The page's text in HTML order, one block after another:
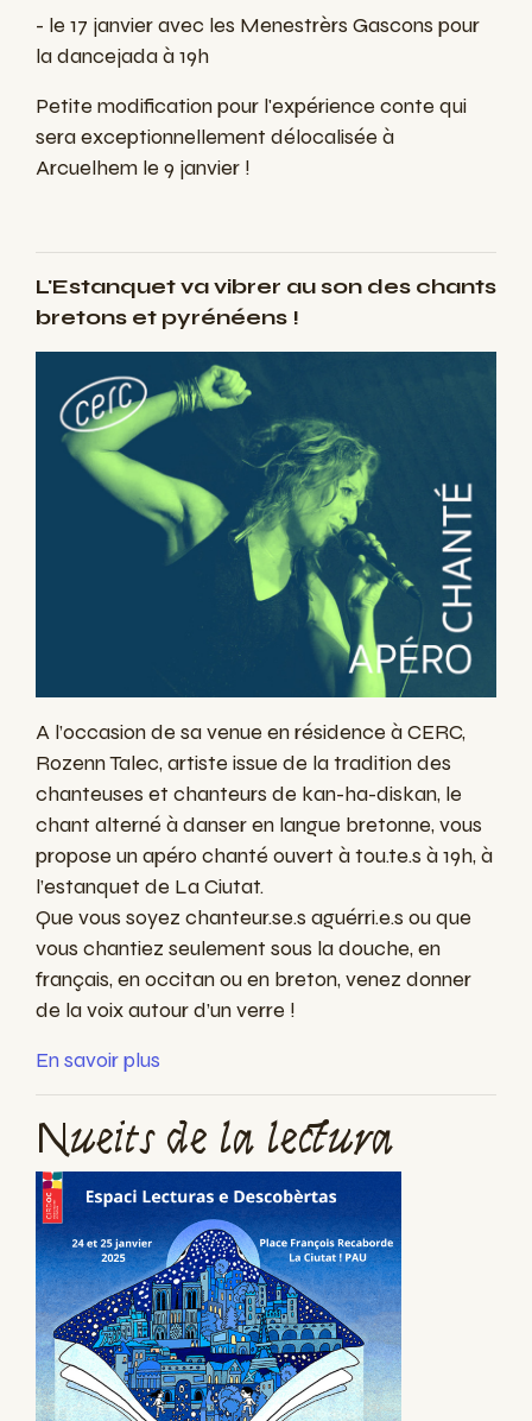
- le 17 janvier avec les Menestrèrs Gascons pour
la dancejada à 19h
Petite modification pour l'expérience conte qui
sera exceptionnellement délocalisée à
Arcuelhem le 9 janvier !
L'Estanquet va vibrer au son des chants
bretons et pyrénéens !
A l’occasion de sa venue en résidence à CERC,
Rozenn Talec, artiste issue de la tradition des
chanteuses et chanteurs de kan-ha-diskan, le
chant alterné à danser en langue bretonne, vous
propose un apéro chanté ouvert à tou.te.s à 19h, à
l’estanquet de La Ciutat.
Que vous soyez chanteur.se.s aguérri.e.s ou que
vous chantiez seulement sous la douche, en
français, en occitan ou en breton, venez donner
de la voix autour d’un verre !
En savoir plus
Nueits de la lectura